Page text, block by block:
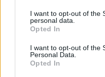
not limited to your visit or
grant or deny consent to
use your data for below
consent section.
I want to opt-out of the
personal data.
Opted In
I want to opt-out of the
Personal Data.
Opted In